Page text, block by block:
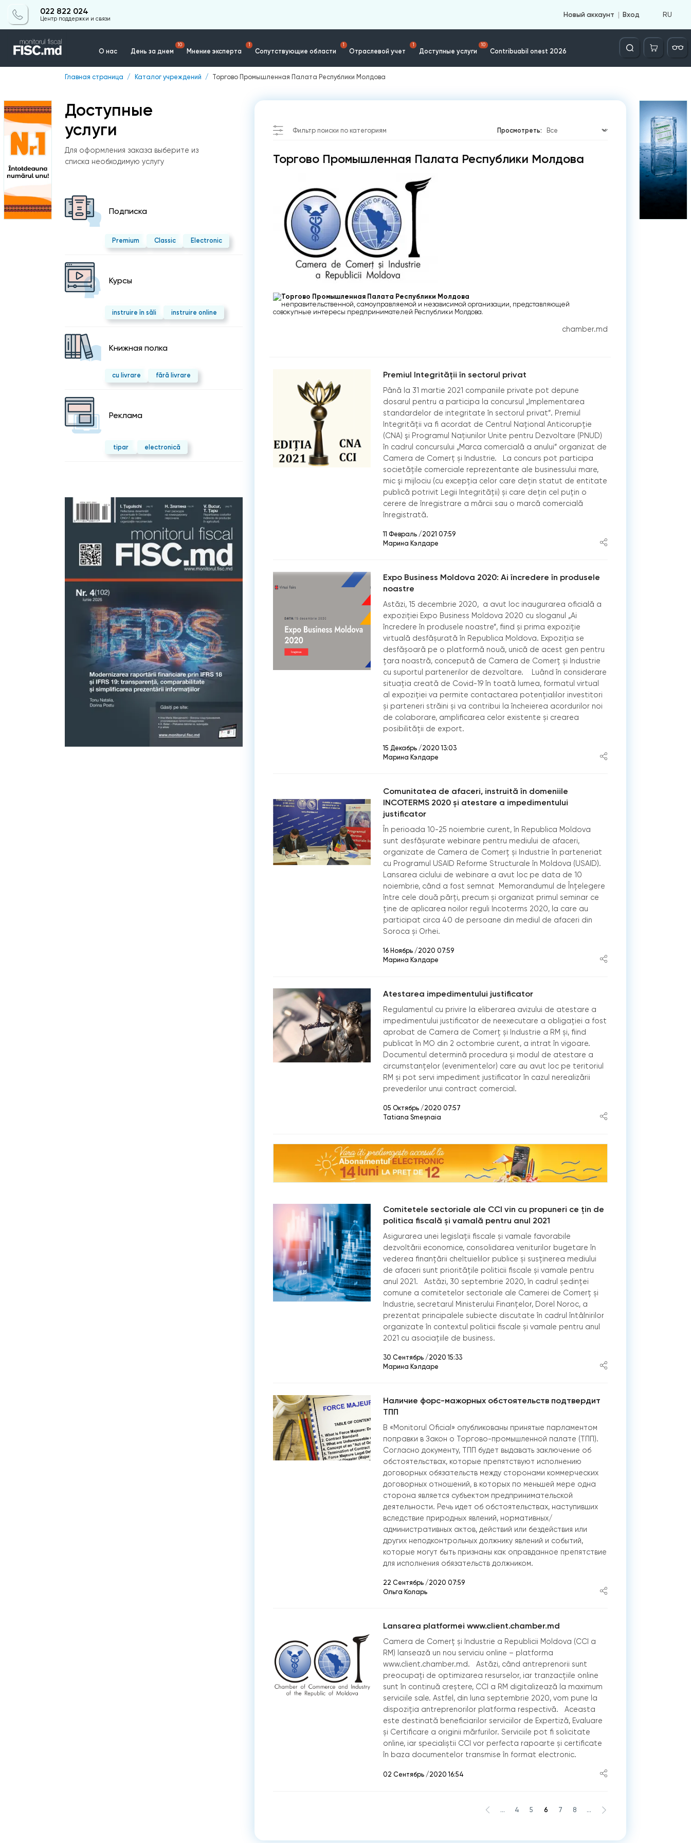
022 822 024
Центр поддержки и связи
Новый аккаунт Вход RU
О нас День за днем
10
Мнение эксперта
1
Сопутствующие области
1
Отраслевой учет
1
Доступные услуги
10
Contribuabil onest 2026
Căutare
Главная страница Каталог учреждений Торгово Промышленная Палата Республики Молдова
Доступные
услуги
Для оформления заказа выберите из
списка необходимую услугу
Подписка
Premium Classic Electronic
Курсы
instruire în săli instruire online
Kнижная полка
cu livrare fără livrare
Реклама
tipar electronică
Фильтр поиски по категориям Просмотреть:
Торгово Промышленная Палата Республики Молдова
Торгово Промышленная Палата Республики Молдова
неправительственной, самоуправляемой и независимой организации, представляющей
совокупные интересы предпринимателей Республики Молдова.
chamber.md
Premiul Integrității în sectorul privat
Până la 31 martie 2021 companiile private pot depune
dosarul pentru a participa la concursul „Implementarea
standardelor de integritate în sectorul privat”. Premiul
Integrității va fi acordat de Centrul Naţional Anticorupţie
(CNA) şi Programul Naţiunilor Unite pentru Dezvoltare (PNUD)
în cadrul concursului „Marca comercială a anului” organizat de
Camera de Comerț și Industrie. La concurs pot participa
societățile comerciale reprezentante ale businessului mare,
mic şi mijlociu (cu excepția celor care dețin statut de entitate
publică potrivit Legii Integrității) și care dețin cel puțin o
cerere de înregistrare a mărcii sau o marcă comercială
înregistrată.
11 Февраль /2021 07:59
Марина Кэлдаре
Expo Business Moldova 2020: Ai încredere în produsele
noastre
Astăzi, 15 decembrie 2020, a avut loc inaugurarea oficială a
expoziției Expo Business Moldova 2020 cu sloganul „Ai
încredere în produsele noastre”, fiind și prima expoziție
virtuală desfășurată în Republica Moldova. Expoziția se
desfășoară pe o platformă nouă, unică de acest gen pentru
țara noastră, concepută de Camera de Comerț și Industrie
cu suportul partenerilor de dezvoltare. Luând în considerare
situația creată de Covid-19 în toată lumea, formatul virtual
al expoziției va permite contactarea potențialilor investitori
și parteneri străini și va contribui la încheierea acordurilor noi
de colaborare, amplificarea celor existente și crearea
posibilității de export.
15 Декабрь /2020 13:03
Марина Кэлдаре
Comunitatea de afaceri, instruită în domeniile
INCOTERMS 2020 și atestare a impedimentului
justificator
În perioada 10-25 noiembrie curent, în Republica Moldova
sunt desfășurate webinare pentru mediului de afaceri,
organizate de Camera de Comerț și Industrie în parteneriat
cu Programul USAID Reforme Structurale în Moldova (USAID).
Lansarea ciclului de webinare a avut loc pe data de 10
noiembrie, când a fost semnat Memorandumul de Înțelegere
între cele două părți, precum și organizat primul seminar ce
ține de aplicarea noilor reguli Incoterms 2020, la care au
participat circa 40 de persoane din mediul de afaceri din
Soroca și Orhei.
16 Ноябрь /2020 07:59
Марина Кэлдаре
Atestarea impedimentului justificator
Regulamentul cu privire la eliberarea avizului de atestare a
impedimentului justificator de neexecutare a obligației a fost
aprobat de Camera de Comerț și Industrie a RM și, fiind
publicat în MO din 2 octombrie curent, a intrat în vigoare.
Documentul determină procedura și modul de atestare a
circumstanțelor (evenimentelor) care au avut loc pe teritoriul
RM și pot servi impediment justificator în cazul nerealizării
prevederilor unui contract comercial.
05 Октябрь /2020 07:57
Tatiana Smeșnaia
Comitetele sectoriale ale CCI vin cu propuneri ce țin de
politica fiscală și vamală pentru anul 2021
Asigurarea unei legislații fiscale și vamale favorabile
dezvoltării economice, consolidarea veniturilor bugetare în
vederea finanțării cheltuielilor publice și susținerea mediului
de afaceri sunt prioritățile politicii fiscale și vamale pentru
anul 2021. Astăzi, 30 septembrie 2020, în cadrul ședinței
comune a comitetelor sectoriale ale Camerei de Comerț și
Industrie, secretarul Ministerului Finanțelor, Dorel Noroc, a
prezentat principalele subiecte discutate în cadrul întâlnirilor
organizate în contextul politicii fiscale și vamale pentru anul
2021 cu asociațiile de business.
30 Сентябрь /2020 15:33
Марина Кэлдаре
Наличие форс-мажорных обстоятельств подтвердит
ТПП
В «Monitorul Oficial» опубликованы принятые парламентом
поправки в Закон о Торгово-промышленной палате (ТПП).
Согласно документу, ТПП будет выдавать заключение об
обстоятельствах, которые препятствуют исполнению
договорных обязательств между сторонами коммерческих
договорных отношений, в которых по меньшей мере одна
сторона является субъектом предпринимательской
деятельности. Речь идет об обстоятельствах, наступивших
вследствие природных явлений, нормативных/
административных актов, действий или бездействия или
других неподконтрольных должнику явлений и событий,
которые могут быть признаны как оправданное препятствие
для исполнения обязательств должником.
22 Сентябрь /2020 07:59
Ольга Коларь
Lansarea platformei www.client.chamber.md
Camera de Comerț și Industrie a Republicii Moldova (CCI a
RM) lansează un nou serviciu online – platforma
www.client.chamber.md. Astăzi, când antreprenorii sunt
preocupați de optimizarea resurselor, iar tranzacțiile online
sunt în continuă creștere, CCI a RM digitalizează la maximum
serviciile sale. Astfel, din luna septembrie 2020, vom pune la
dispoziția antreprenorilor platforma respectivă. Aceasta
este destinată beneficiarilor serviciilor de Expertiză, Evaluare
și Certificare a originii mărfurilor. Serviciile pot fi solicitate
online, iar specialiștii CCI vor perfecta rapoarte și certificate
în baza documentelor transmise în format electronic.
02 Сентябрь /2020 16:54
... 4 5 6 7 8 ...